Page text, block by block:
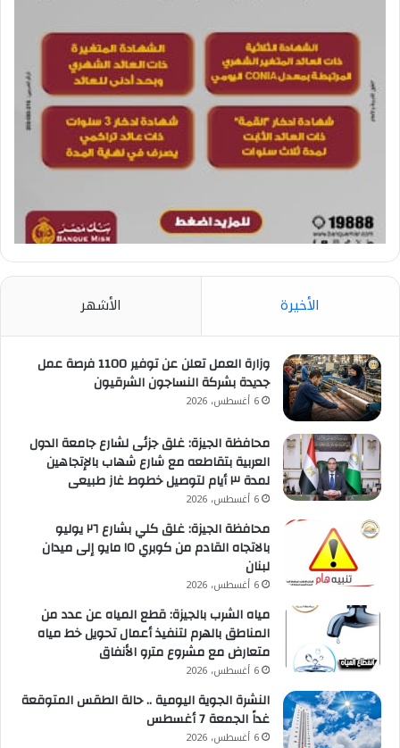
الأخيرة الأشهر
وزارة العمل تعلن عن توفير 1100 فرصة عمل
جديدة بشركة النساجون الشرقيون
6 أغسطس، 2026
محافظة الجيزة: غلق جزئى لشارع جامعة الدول
العربية بتقاطعه مع شارع شهاب بالإتجاهين
لمدة ٣ أيام لتوصيل خطوط غاز طبيعى
6 أغسطس، 2026
محافظة الجيزة: غلق كلي بشارع ٢٦ يوليو
بالاتجاه القادم من كوبري ١٥ مايو إلى ميدان
لبنان
6 أغسطس، 2026
مياه الشرب بالجيزة: قطع المياه عن عدد من
المناطق بالهرم لتنفيذ أعمال تحويل خط مياه
متعارض مع مشروع مترو الأنفاق
6 أغسطس، 2026
النشرة الجوية اليومية .. حالة الطقس المتوقعة
غداً الجمعة 7 أغسطس
6 أغسطس، 2026